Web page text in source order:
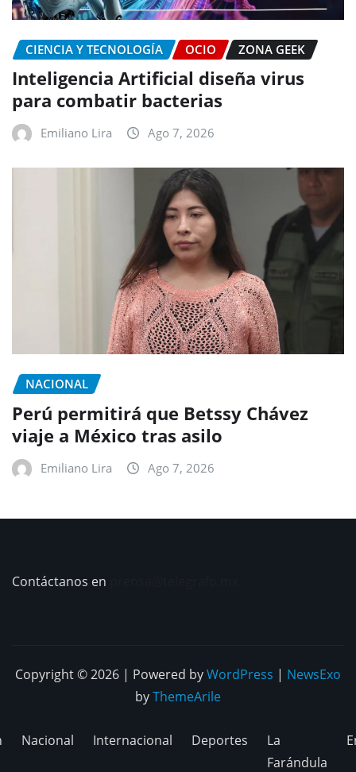
CIENCIA Y TECNOLOGÍA OCIO ZONA GEEK
Inteligencia Artificial diseña virus
para combatir bacterias
Emiliano Lira Ago 7, 2026
NACIONAL
Perú permitirá que Betssy Chávez
viaje a México tras asilo
Emiliano Lira Ago 7, 2026
Contáctanos en
Copyright © 2026 | Powered byWordPress | NewsExo
byThemeArile
Nacional Internacional Deportes
La
Farándula